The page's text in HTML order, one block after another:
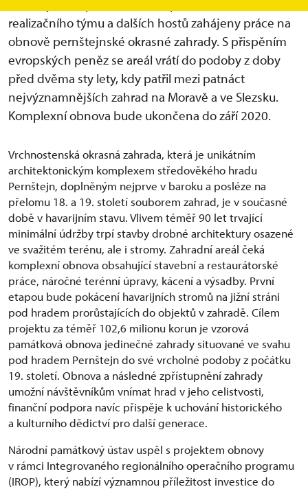
realizačního týmu a dalších hostů zahájeny práce na
obnově pernštejnské okrasné zahrady. S přispěním
evropských peněz se areál vrátí do podoby z doby
před dvěma sty lety, kdy patřil mezi patnáct
nejvýznamnějších zahrad na Moravě a ve Slezsku.
Komplexní obnova bude ukončena do září 2020.
Vrchnostenská okrasná zahrada, která je unikátním
architektonickým komplexem středověkého hradu
Pernštejn, doplněným nejprve v baroku a posléze na
přelomu 18. a 19. století souborem zahrad, je v současné
době v havarijním stavu. Vlivem téměř 90 let trvající
minimální údržby trpí stavby drobné architektury osazené
ve svažitém terénu, ale i stromy. Zahradní areál čeká
komplexní obnova obsahující stavební a restaurátorské
práce, náročné terénní úpravy, kácení a výsadby. První
etapou bude pokácení havarijních stromů na jižní stráni
pod hradem prorůstajících do objektů v zahradě. Cílem
projektu za téměř 102,6 milionu korun je vzorová
památková obnova jedinečné zahrady situované ve svahu
pod hradem Pernštejn do své vrcholné podoby z počátku
19. století. Obnova a následné zpřístupnění zahrady
umožní návštěvníkům vnímat hrad v jeho celistvosti,
finanční podpora navíc přispěje k uchování historického
a kulturního dědictví pro další generace.
Národní památkový ústav uspěl s projektem obnovy
v rámci Integrovaného regionálního operačního programu
(IROP), který nabízí významnou příležitost investice do